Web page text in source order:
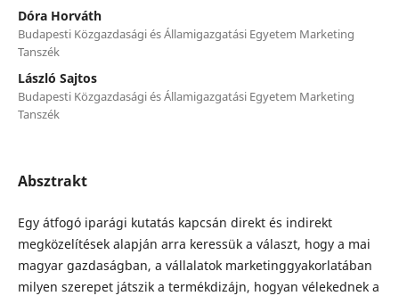
Dóra Horváth
Budapesti Közgazdasági és Államigazgatási Egyetem Marketing
Tanszék
László Sajtos
Budapesti Közgazdasági és Államigazgatási Egyetem Marketing
Tanszék
Absztrakt
Egy átfogó iparági kutatás kapcsán direkt és indirekt
megközelítések alapján arra keressük a választ, hogy a mai
magyar gazdaságban, a vállalatok marketinggyakorlatában
milyen szerepet játszik a termékdizájn, hogyan vélekednek a